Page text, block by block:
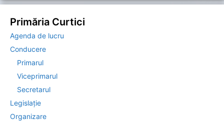
Primăria Curtici
Agenda de lucru
Conducere
Primarul
Viceprimarul
Secretarul
Legislație
Organizare